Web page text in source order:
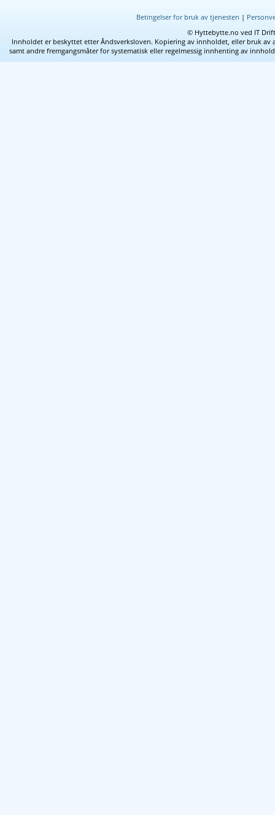
Betingelser for bruk av tjenesten |
© Hyttebytte.no ved IT
Innholdet er beskyttet etter Åndsverksloven. Kopiering av innholdet, eller bruk
samt andre fremgangsmåter for systematisk eller regelmessig innhenting av